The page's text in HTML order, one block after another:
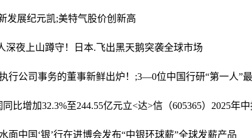
发展纪元凯;美特气股价创新高
夜上山蹲守！
日本.飞出黑天鹅突袭全球市场
行公司事务的董事新鲜出炉！;3—0位中国行研“第一人”
比增加32.3%至244.55亿元立<达>信（605365）2025年
面中国‘银’行在进博会发布“中银环球薪”全球发薪产品